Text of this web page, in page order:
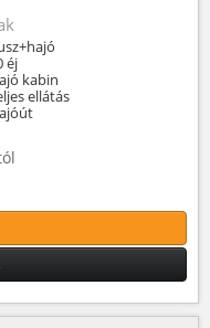
éj
kabin
ellátás